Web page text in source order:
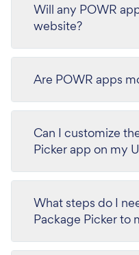
Will any POWR
website?
Are POWR apps
Can I customize
Picker app on my
What steps do I
Package Picker to